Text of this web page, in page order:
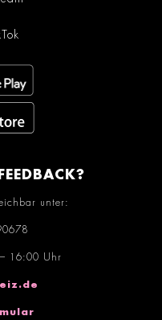
unter:
16:00 Uhr